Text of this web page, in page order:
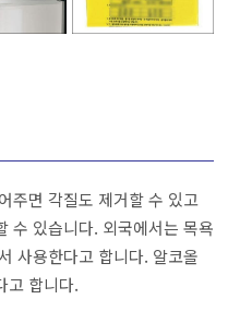
주면 각질도 제거할 수 있고
수 있습니다. 외국에서는 목욕
사용한다고 합니다. 알코올
고 합니다.